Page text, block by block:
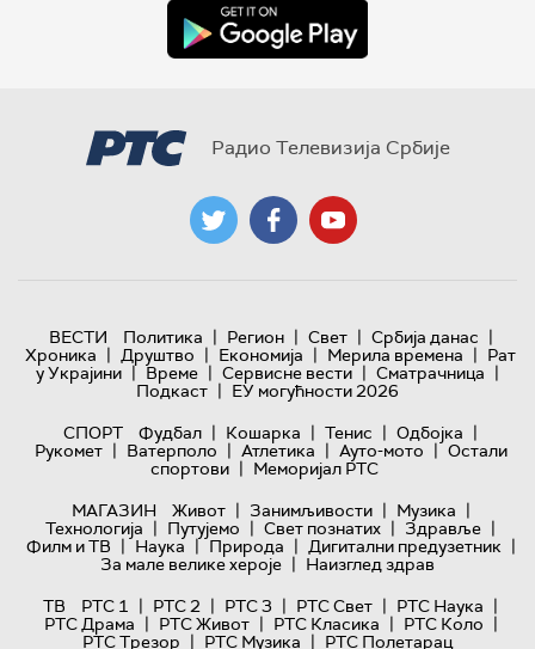
Радио Телевизија Србије
ВЕСТИ Политика | Регион | Свет | Србија данас |
Хроника | Друштво | Економија | Мерила времена | Рат
у Украјини | Време | Сервисне вести | Сматрачница |
Подкаст | ЕУ могућности 2026
СПОРТ
Фудбал | Кошарка | Тенис | Одбојка |
Рукомет | Ватерполо | Атлетика | Ауто-мото | Остали
спортови | Меморијал РТС
МАГАЗИН
Живот | Занимљивости | Музика |
Технологијa | Путујемо | Свет познатих | Здравље |
Филм и ТВ | Наука | Природа | Дигитални предузетник |
За мале велике хероје | Наизглед здрав
ТВ
РТС 1 | РТС 2 | РТС 3 | РТС Свет | РТС Наука |
РТС Драма | РТС Живот | РТС Класика | РТС Коло |
РТС Трезор | РТС Музика | РТС Полетарац